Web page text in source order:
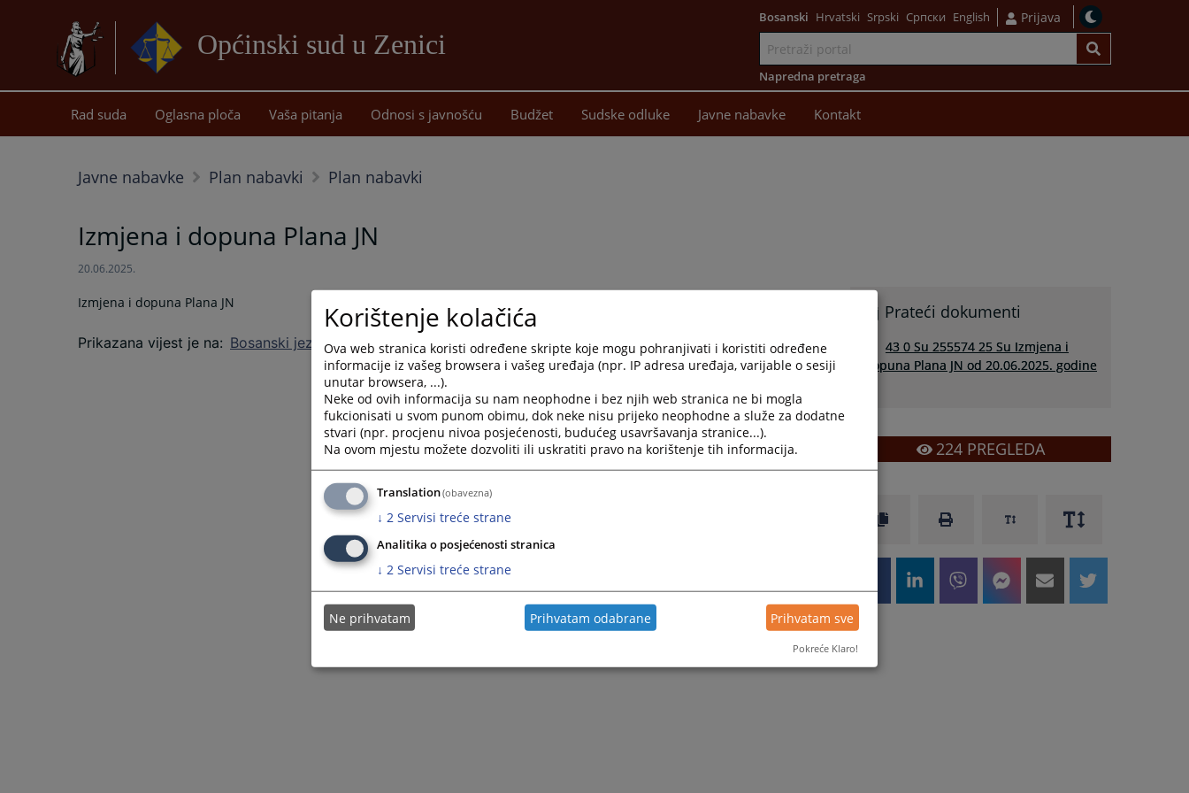
Općinski sud u Zenici
sadržaj
Bosanski Hrvatski Srpski Српски English Prijava
Napredna pretraga
Rad suda Oglasna ploča Vaša pitanja Odnosi s javnošću Budžet Sudske odluke Javne nabavke Kontakt
Javne nabavke Plan nabavki Plan nabavki
Izmjena i dopuna Plana JN
20.06.2025.
Izmjena i dopuna Plana JN
Prikazana vijest je na: Bosanski jezik
Prateći dokumenti
43 0 Su 255574 25 Su Izmjena i
dopuna Plana JN od 20.06.2025. godine
224PREGLEDA
Korištenje kolačića
Ova web stranica koristi određene skripte koje mogu pohranjivati i koristiti određene
informacije iz vašeg browsera i vašeg uređaja (npr. IP adresa uređaja, varijable o sesiji
unutar browsera, ...).
Neke od ovih informacija su nam neophodne i bez njih web stranica ne bi mogla
fukcionisati u svom punom obimu, dok neke nisu prijeko neophodne a služe za dodatne
stvari (npr. procjenu nivoa posjećenosti, budućeg usavršavanja stranice...).
Na ovom mjestu možete dozvoliti ili uskratiti pravo na korištenje tih informacija.
Translation(obavezna)
↓ 2 Servisi treće strane
Analitika o posjećenosti stranica
↓ 2 Servisi treće strane
Ne prihvatam Prihvatam odabrane Prihvatam sve
Pokreće Klaro!